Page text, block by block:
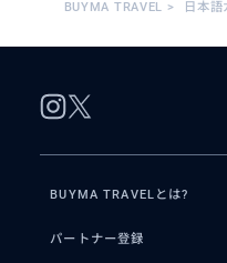
BUYMA TRAVEL > 日本
BUYMA TRAVELとは?
パートナー登録